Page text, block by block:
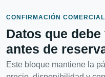
CONFIRMACIÓN COMERCIAL
Datos que
antes de
Este bloque mantiene la